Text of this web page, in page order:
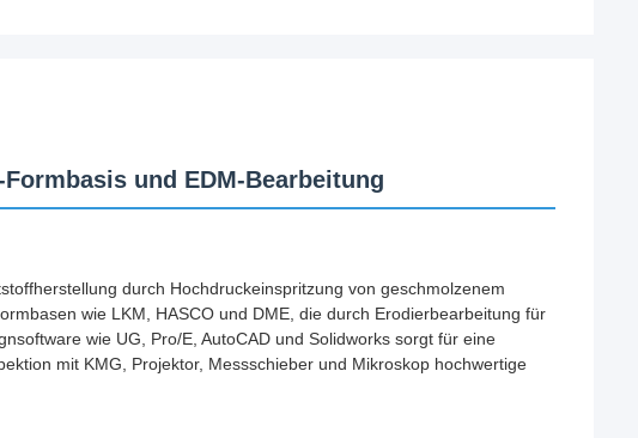
und EDM-Bearbeitung
durch Hochdruckeinspritzung von geschmolzenem
wie LKM, HASCO und DME, die durch Erodierbearbeitung für
wie UG, Pro/E, AutoCAD und Solidworks sorgt für eine
mit KMG, Projektor, Messschieber und Mikroskop hochwertige